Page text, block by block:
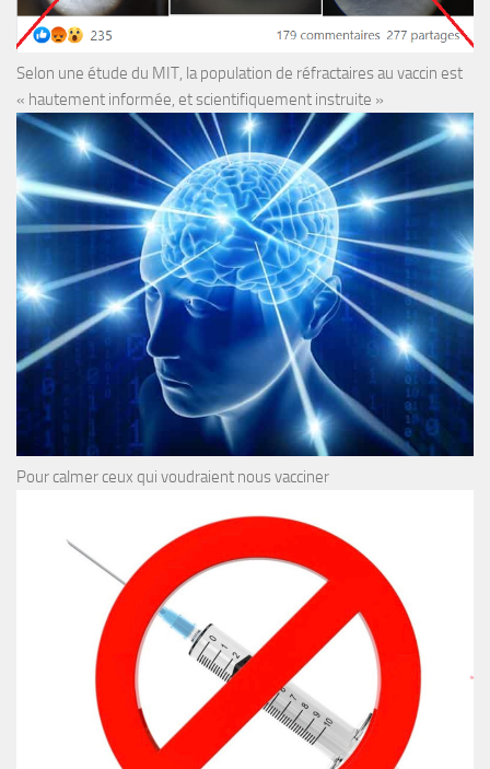
Selon une étude du MIT, la population de réfractaires au vaccin est
« hautement informée, et scientifiquement instruite »
Pour calmer ceux qui voudraient nous vacciner